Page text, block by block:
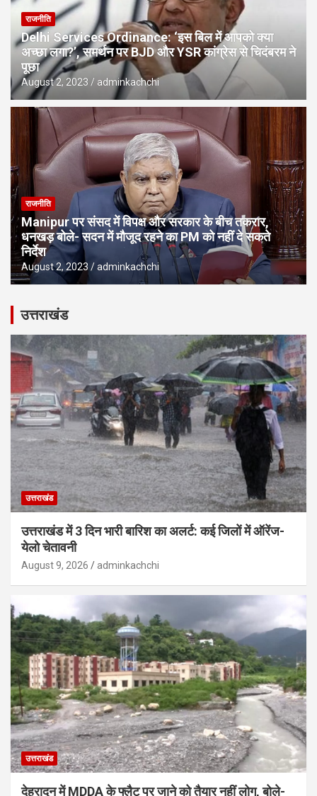
राजनीति
Delhi Services Ordinance: ‘इस बिल में आपको क्या
अच्छा लगा?’, समर्थन पर BJD और YSR कांग्रेस से चिदंबरम ने
पूछा
August 2, 2023 adminkachchi
राजनीति
Manipur पर संसद में विपक्ष और सरकार के बीच तकरार,
धनखड़ बोले- सदन में मौजूद रहने का PM को नहीं दे सकते
निर्देश
August 2, 2023 adminkachchi
उत्तराखंड
उत्तराखंड
उत्तराखंड में 3 दिन भारी बारिश का अलर्ट: कई जिलों में ऑरेंज-
येलो चेतावनी
August 9, 2026 adminkachchi
उत्तराखंड
देहरादून में MDDA के फ्लैट पर जाने को तैयार नहीं लोग, बोले-